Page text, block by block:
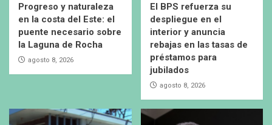
Progreso y naturaleza
en la costa del Este: el
puente necesario sobre
la Laguna de Rocha
agosto 8, 2026
El BPS refuerza su
despliegue en el
interior y anuncia
rebajas en las tasas de
préstamos para
jubilados
agosto 8, 2026